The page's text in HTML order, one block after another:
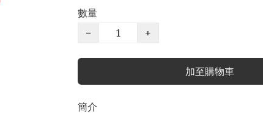
數量
−
+
加至購物車
簡介